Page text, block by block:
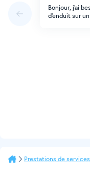
Bonjour, j'ai
d'enduit sur
Prestations de services